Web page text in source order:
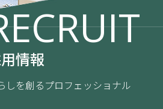
情報
しを創るプロフェッショナル